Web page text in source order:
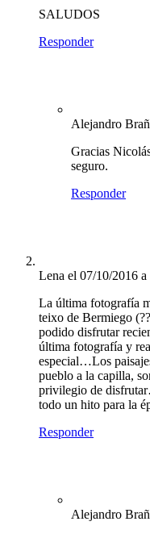
SALUDOS
Responder
Alejandro
Gracias
seguro.
Responder
Lena el 07/10/2016 a
La última fotografía
teixo de Bermiego
podido disfrutar
última fotografía y
especial…Los
pueblo a la capilla,
privilegio de
todo un hito para la
Responder
Alejandro